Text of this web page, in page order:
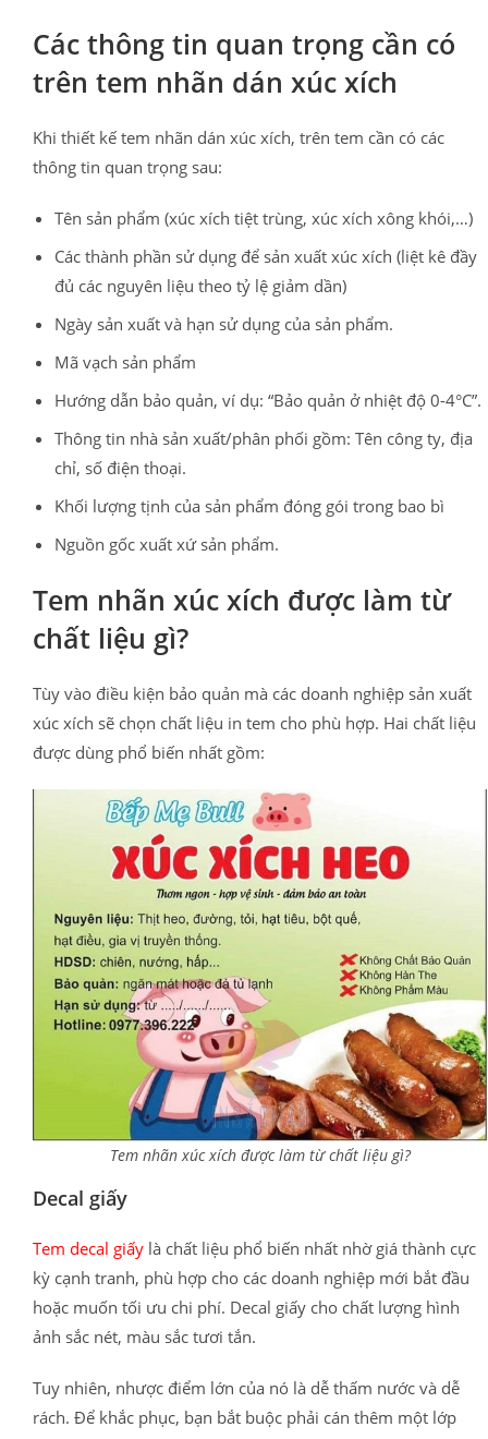
Các thông tin quan trọng cần có
trên tem nhãn dán xúc xích
Khi thiết kế tem nhãn dán xúc xích, trên tem cần có các
thông tin quan trọng sau:
Tên sản phẩm (xúc xích tiệt trùng, xúc xích xông khói,…)
Các thành phần sử dụng để sản xuất xúc xích (liệt kê đầy
đủ các nguyên liệu theo tỷ lệ giảm dần)
Ngày sản xuất và hạn sử dụng của sản phẩm.
Mã vạch sản phẩm
Hướng dẫn bảo quản, ví dụ: “Bảo quản ở nhiệt độ 0-4°C”.
Thông tin nhà sản xuất/phân phối gồm: Tên công ty, địa
chỉ, số điện thoại.
Khối lượng tịnh của sản phẩm đóng gói trong bao bì
Nguồn gốc xuất xứ sản phẩm.
Tem nhãn xúc xích được làm từ
chất liệu gì?
Tùy vào điều kiện bảo quản mà các doanh nghiệp sản xuất
xúc xích sẽ chọn chất liệu in tem cho phù hợp. Hai chất liệu
được dùng phổ biến nhất gồm:
Tem nhãn xúc xích được làm từ chất liệu gì?
Decal giấy
Tem decal giấy là chất liệu phổ biến nhất nhờ giá thành cực
kỳ cạnh tranh, phù hợp cho các doanh nghiệp mới bắt đầu
hoặc muốn tối ưu chi phí. Decal giấy cho chất lượng hình
ảnh sắc nét, màu sắc tươi tắn.
Tuy nhiên, nhược điểm lớn của nó là dễ thấm nước và dễ
rách. Để khắc phục, bạn bắt buộc phải cán thêm một lớp